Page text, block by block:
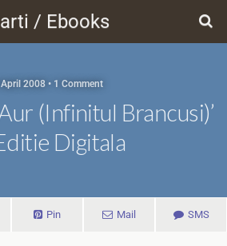
/ Ebooks
2008 • 1 Comment
(Infinitul Brancusi)’
Digitala
Pin Mail SMS